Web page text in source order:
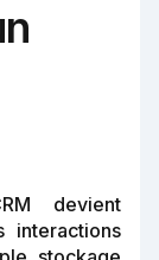
devient
interactions